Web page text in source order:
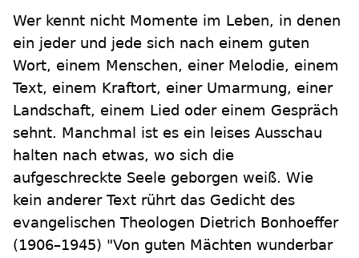
Wer kennt nicht Momente im Leben, in denen
ein jeder und jede sich nach einem guten
Wort, einem Menschen, einer Melodie, einem
Text, einem Kraftort, einer Umarmung, einer
Landschaft, einem Lied oder einem Gespräch
sehnt. Manchmal ist es ein leises Ausschau
halten nach etwas, wo sich die
aufgeschreckte Seele geborgen weiß. Wie
kein anderer Text rührt das Gedicht des
evangelischen Theologen Dietrich Bonhoeffer
(1906–1945) "Von guten Mächten wunderbar